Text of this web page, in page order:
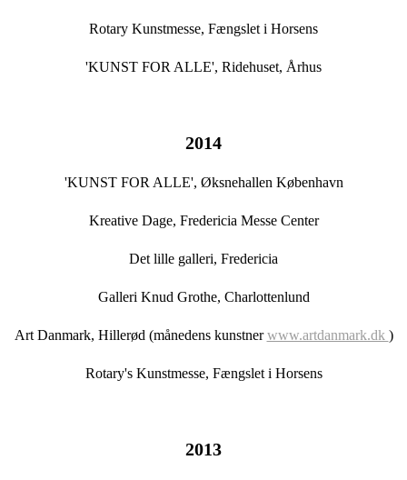
Rotary Kunstmesse, Fængslet i Horsens
'KUNST FOR ALLE', Ridehuset, Århus
2014
'KUNST FOR ALLE', Øksnehallen København
Kreative Dage, Fredericia Messe Center
Det lille galleri, Fredericia
Galleri Knud Grothe, Charlottenlund
Art Danmark, Hillerød (månedens kunstnerwww.artdanmark.dk )
Rotary's Kunstmesse, Fængslet i Horsens
2013